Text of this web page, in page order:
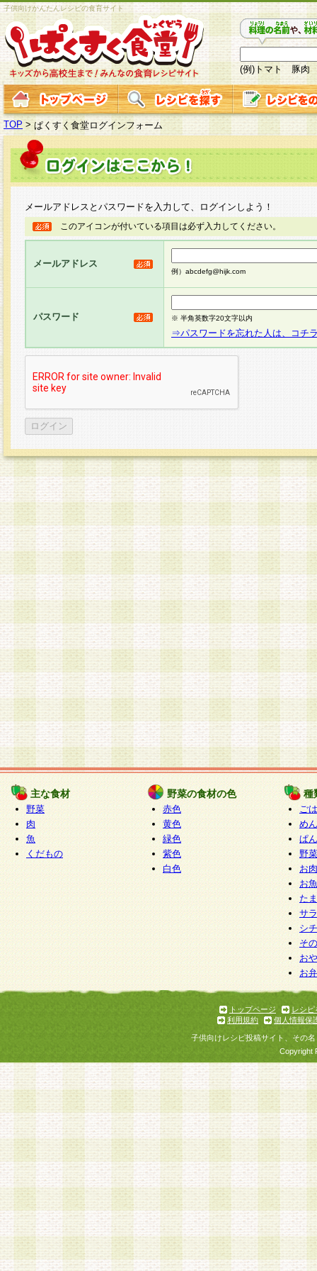
子供向けかんたんレシピの食育サイト
(例)トマト 豚肉
TOP > ぱくすく食堂ログインフォーム
メールアドレスとパスワードを入力して、ログインしよう！
このアイコンが付いている項目は必ず入力してください。
メールアドレス
例）abcdefg@hijk.com
パスワード ※ 半角英数字20文字以内
⇒パスワードを忘れた人は、コチ
主な食材
野菜
肉
魚
くだもの
野菜の食材の色
赤色
黄色
緑色
紫色
白色
種
ご
めん
ぱん
野
お
お
た
サ
シ
そ
お
お
トップページ
レシピ
利用規約
個人情報保
子供向けレシピ投稿サイト、その
Copyright